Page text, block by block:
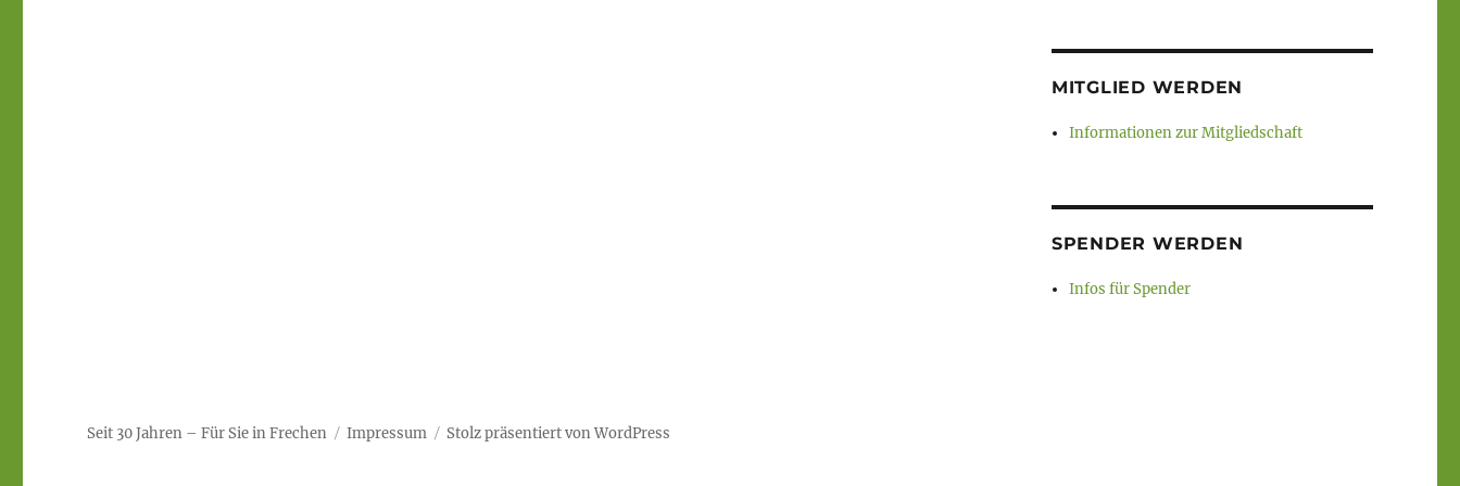
MITGLIED WERDEN
Informationen zur Mitgliedschaft
SPENDER WERDEN
Infos für Spender
Seit 30 Jahren – Für Sie in Frechen Impressum Stolz präsentiert von WordPress